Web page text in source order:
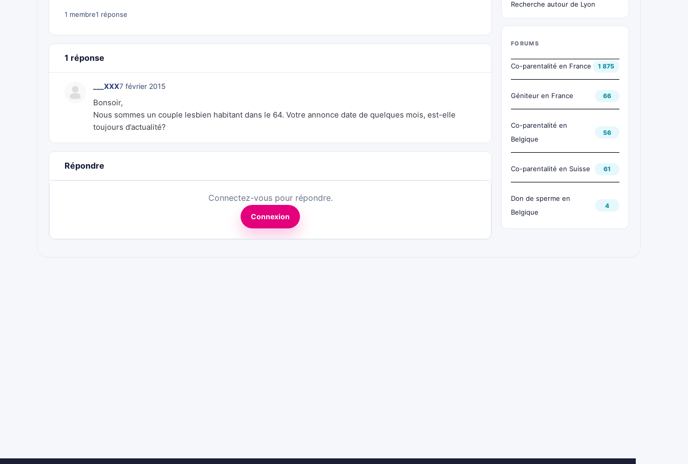
1 membre1 réponse
1 réponse
___XXX7 février 2015
Bonsoir,
Nous sommes un couple lesbien habitant dans le 64. Votre annonce date de quelques mois, est-elle
toujours d’actualité?
Répondre
Connectez-vous pour répondre.
Connexion
Recherche autour de Lyon
FORUMS
Co-parentalité en France 1 875
Géniteur en France 66
Co-parentalité en
Belgique
56
Co-parentalité en Suisse 61
Don de sperme en
Belgique
4